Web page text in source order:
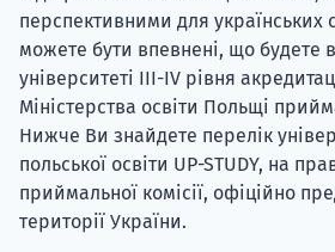
перспективними для українських
можете бути впевнені, що будете
університеті III-IV рівня
Міністерства освіти Польщі
Нижче Ви знайдете перелік
польської освіти UP-STUDY, на
приймальної комісії, офіційно
території України.